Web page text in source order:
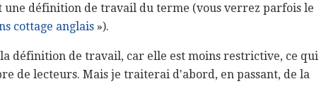
définition de travail du terme (vous verrez parfois le
cottage anglais »).
définition de travail, car elle est moins restrictive, ce qui
de lecteurs. Mais je traiterai d'abord, en passant, de la